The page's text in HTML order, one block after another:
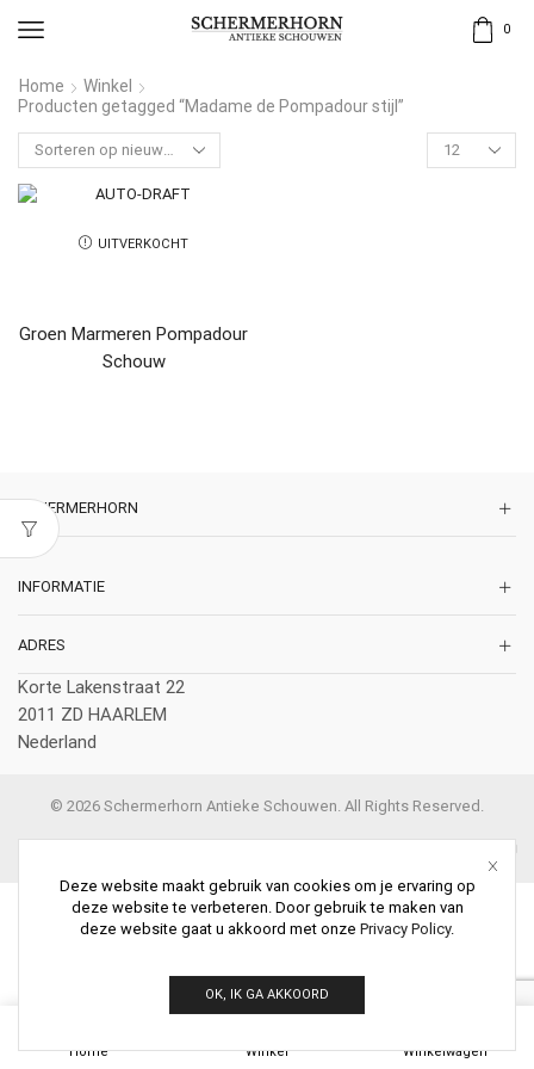
0
Home
Winkel
Producten getagged “Madame de Pompadour stijl”
UITVERKOCHT
Groen Marmeren Pompadour
Schouw
SCHERMERHORN
INFORMATIE
ADRES
Korte Lakenstraat 22
2011 ZD HAARLEM
Nederland
© 2026 Schermerhorn Antieke Schouwen. All Rights Reserved.
Home Winkel Winkelwagen
Deze website maakt gebruik van cookies om je ervaring op
deze website te verbeteren. Door gebruik te maken van
deze website gaat u akkoord met onze Privacy Policy.
OK, IK GA AKKOORD